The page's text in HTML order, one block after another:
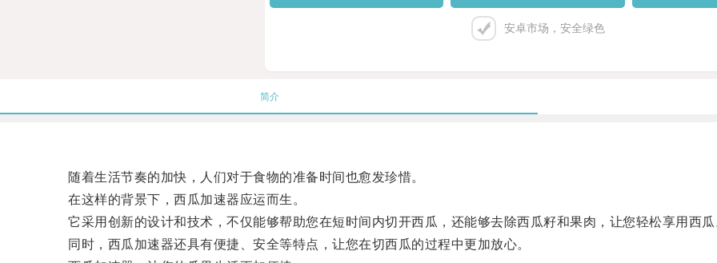
安卓市场，安全绿色
简介
随着生活节奏的加快，人们对于食物的准备时间也愈发珍惜。
在这样的背景下，西瓜加速器应运而生。
它采用创新的设计和技术，不仅能够帮助您在短时间内切开西瓜，还能够去除西瓜籽和果肉，让您轻松享用西瓜
同时，西瓜加速器还具有便捷、安全等特点，让您在切西瓜的过程中更加放心。